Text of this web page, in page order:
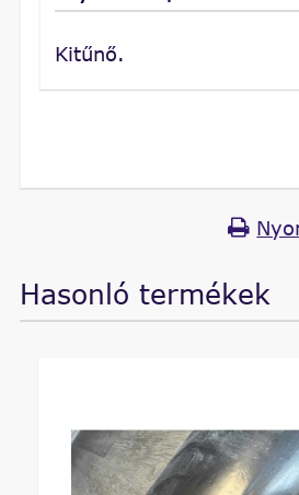
Kitűnő.
Hasonló termékek